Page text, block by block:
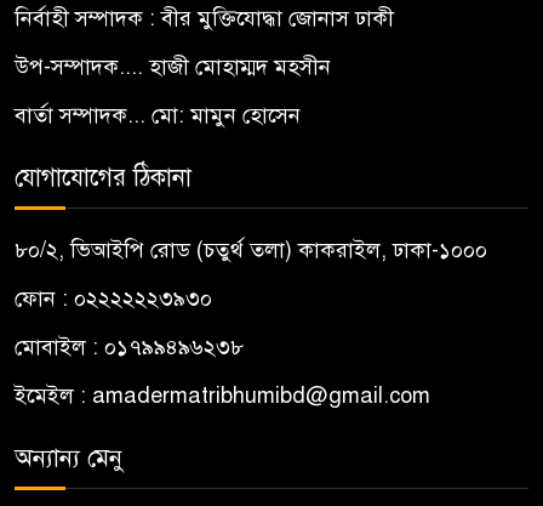
নির্বাহী সম্পাদক : বীর মুক্তিযোদ্ধা জোনাস ঢাকী
উপ-সম্পাদক.... হাজী মোহাম্মদ মহসীন
বার্তা সম্পাদক... মো: মামুন হোসেন
যোগাযোগের ঠিকানা
৮০/২, ভিআইপি রোড (চতুর্থ তলা) কাকরাইল, ঢাকা-১০০০
ফোন : ০২২২২২২৩৯৩০
মোবাইল : ০১৭৯৯৪৯৬২৩৮
ইমেইল : amadermatribhumibd@gmail.com
অন্যান্য মেনু